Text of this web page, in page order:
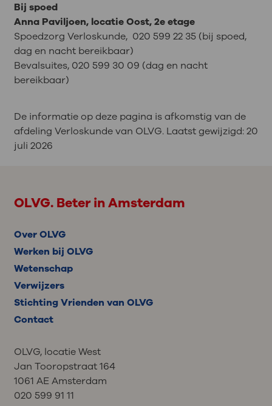
Bij spoed
Anna Paviljoen, locatie Oost, 2e etage
Spoedzorg Verloskunde, 020 599 22 35 (bij spoed,
dag en nacht bereikbaar)
Bevalsuites, 020 599 30 09 (dag en nacht
bereikbaar)
De informatie op deze pagina is afkomstig van de
afdeling Verloskunde van OLVG. Laatst gewijzigd:20
juli 2026
OLVG. Beter in Amsterdam
Over OLVG
Werken bij OLVG
Wetenschap
Verwijzers
Stichting Vrienden van OLVG
Contact
OLVG, locatie West
Jan Tooropstraat 164
1061 AE Amsterdam
020 599 91 11